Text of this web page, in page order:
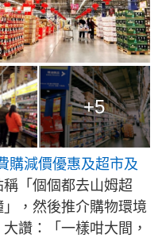
+5
購減價優惠及超市及
稱「個個都去山姆超
，然後推介購物環境
讚：「一樣咁大間，